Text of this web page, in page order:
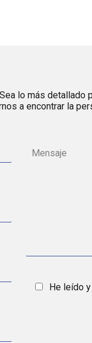
lo más
a encontrar la
He leído